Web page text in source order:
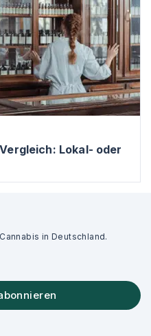
Lokal- oder
in Deutschland.